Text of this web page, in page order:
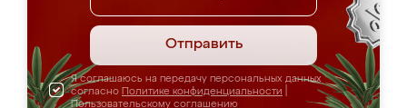
Отправить
Я соглашаюсь на передачу персональных данных
согласно Политике конфиденциальности
Пользовательскому соглашению